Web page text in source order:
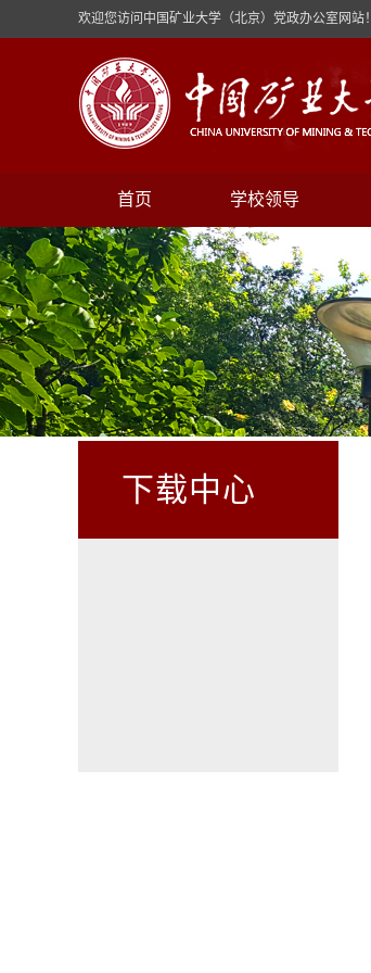
欢迎您访问中国矿业大学（北京）党政办公室网站！
首页 学校领导
下载中心